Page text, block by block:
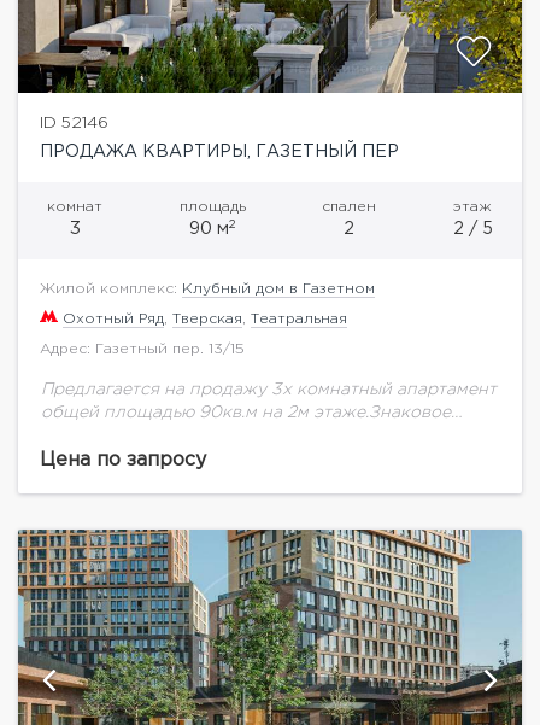
ID 52146
ПРОДАЖА КВАРТИРЫ, ГАЗЕТНЫЙ ПЕР
комнат
3
площадь
90 м2
спален
2
этаж
2 / 5
Жилой комплекс: Клубный дом в Газетном
Охотный Ряд Тверская Театральная
Адрес: Газетный пер. 13/15
Предлагается на продажу 3х комнатный апартамент
общей площадью 90кв.м на 2м этаже.Знаковое
имеет выходы сразу в два центральных переулка
Цена по запросу